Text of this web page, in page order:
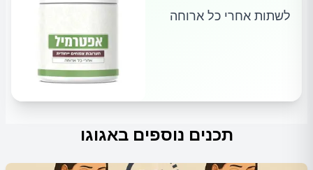
לשתות אחרי כל ארוחה
תכנים נוספים באגוגו